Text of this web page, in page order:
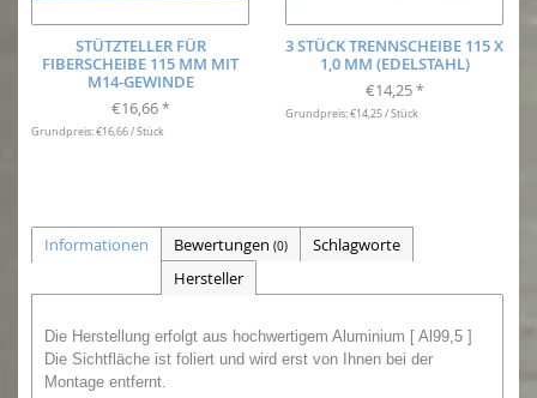
STÜTZTELLER FÜR
FIBERSCHEIBE 115 MM MIT
M14-GEWINDE
€16,66 *
Grundpreis: €16,66 / Stück
3 STÜCK TRENNSCHEIBE 115 X
1,0 MM (EDELSTAHL)
€14,25 *
Grundpreis: €14,25 / Stück
Informationen Bewertungen (0)
Schlagworte
Hersteller
Die Herstellung erfolgt aus hochwertigem Aluminium [ Al99,5 ]
Die Sichtfläche ist foliert und wird erst von Ihnen bei der
Montage entfernt.